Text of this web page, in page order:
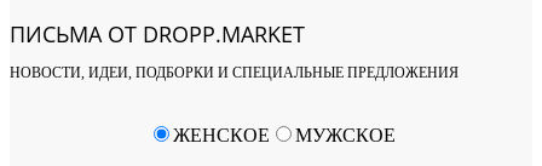
ПИСЬМА ОТ DROPP.MARKET
НОВОСТИ, ИДЕИ, ПОДБОРКИ И СПЕЦИАЛЬНЫЕ ПРЕДЛОЖЕНИЯ
ЖЕНСКОЕ МУЖСКОЕ